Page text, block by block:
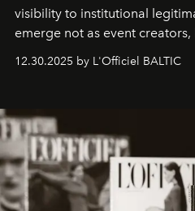
visibility to institutional
emerge not as event
brand strategist with three
framework where creativity,
converge with surgical
12.30.2025 by L'Officiel BALTIC